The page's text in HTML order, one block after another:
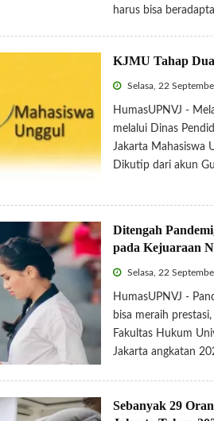
harus bisa
KJMU Tahap
Selasa, 22
HumasUPNVJ -
melalui Dinas
Jakarta Mahasiswa
Dikutip dari akun
Ditengah
pada Kejuaraan
Selasa, 22
HumasUPNVJ -
bisa meraih
Fakultas Hukum
Jakarta angkatan
Sebanyak 29